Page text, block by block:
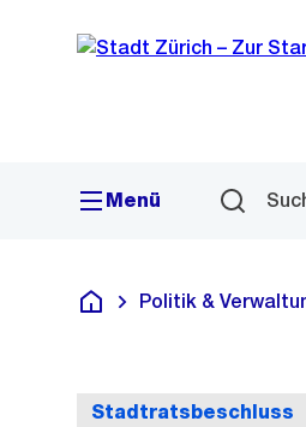
Navigation
Sprunglink
Menü
Deutsch
Politik &
Stadtratsbeschluss